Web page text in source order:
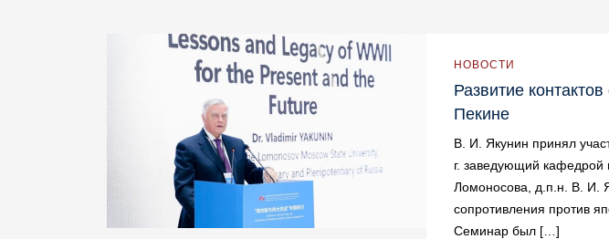
НОВОСТИ
Развитие
Пекине
В. И. Якунин принял
г. заведующий кафедрой
Ломоносова, д.п.н. В. И.
сопротивления против
Семинар был […]